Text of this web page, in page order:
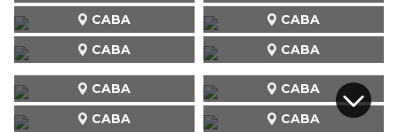
CABA
CABA
CABA
CABA
CABA CABA
CABA CABA